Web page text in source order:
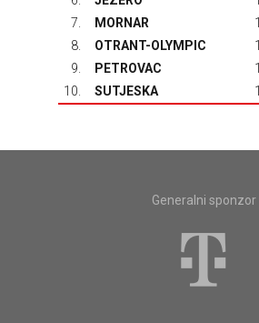
7.
MORNAR 1
8.
OTRANT-OLYMPIC 1
9.
PETROVAC 1
10.
SUTJESKA 1
Generalni sponzor